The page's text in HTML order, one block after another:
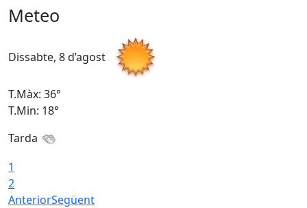
Meteo
Dissabte, 8 d’agost
T.Màx: 36°
T.Min: 18°
Tarda
1
2
AnteriorSegüent